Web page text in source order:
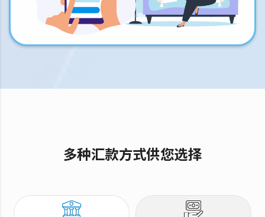
多种汇款方式供您选择